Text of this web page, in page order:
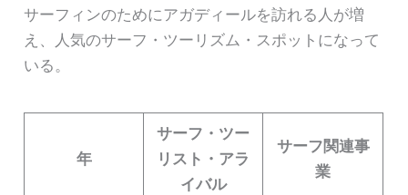
サーフィンのためにアガディールを訪れる人が増
え、人気のサーフ・ツーリズム・スポットになって
いる。
年
サーフ・ツー
リスト・アラ
イバル
サーフ関連事
業